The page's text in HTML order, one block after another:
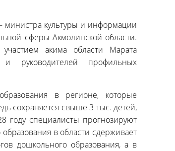
министра культуры и информации
сферы Акмолинской области.
акима области Марата
и руководителей профильных
в регионе, которые
сохраняется свыше 3 тыс. детей,
году специалисты прогнозируют
в области сдерживает
дошкольного образования, а в